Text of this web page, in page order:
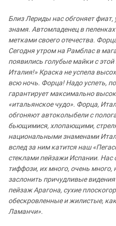
Близ Лериды нас обгоняет фиат,
знамя. Автомладенец в
метками своего отечества.
Сегодня утром на Рамблас в
появились голубые майки с
Италия!» Краска не успела
всю ночь. Форца! Надо успеть,
гарантирует максимально
«итальянское чудо». Форца,
обгоняют автоколыбели с
бьющимися, хлопающими,
национальными знаменами
вслед за ним катится наш
стеклами пейзажи Испании.
тиффози, их много, очень много,
заслонить причудливые
пейзаж Арагона, сухие
обескровленные и жилистые,
Ламанчи».